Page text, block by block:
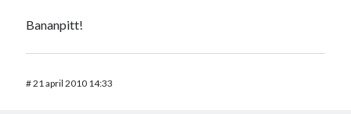
Bananpitt!
#21 april 2010 14:33